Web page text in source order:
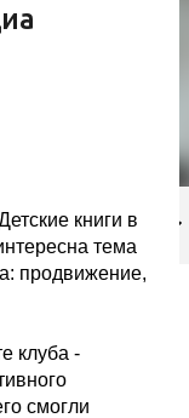
книги в
тема
продвижение,
клуба -
смогли